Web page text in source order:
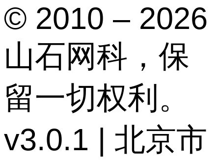
© 2010 – 2026
山石网科，保
留一切权利。
v3.0.1 | 北京市